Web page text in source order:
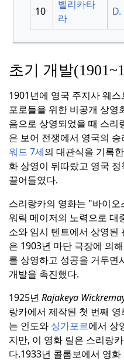
10
벨리카타
라
D.
초기 개발
1901년에 영국 주지사 웨
포로들을 위한 비공개 상영
음으로 상영되었을 때 스리
은 보어 전쟁에서 영국의
워드 7세의 대관식을 기록
화 상영이 뒤따랐고 영국
끌어들였다.
스리랑카의 영화는 "바이
워릭 메이저의 노력으로 대
소와 임시 텐트에서 상영된
은 1903년 마단 극장에 의
를 상영하고 성공을 거두면
개발을 촉진했다.
1925년 Rajakeya
랑카에서 제작된 첫 번째
는 인도와 싱가포르에서 상
지만, 이 영화 릴은 스리랑
다.1933년 콜롬보에서 영화